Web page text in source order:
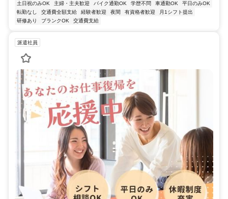
土日祝のみOK
主婦・主夫歓迎 バイク通勤OK 学歴不問 車通勤OK
平日のみOK
転勤なし
交通費全額支給 経験者歓迎 夜間 有資格者歓迎
月1シフト提出
研修あり
ブランクOK 交通費支給
派遣社員